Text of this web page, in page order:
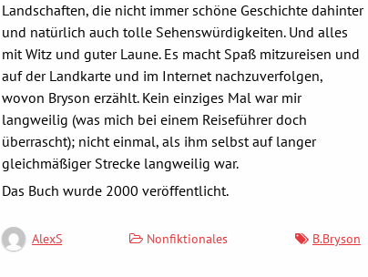
Landschaften, die nicht immer schöne Geschichte dahinter
und natürlich auch tolle Sehenswürdigkeiten. Und alles
mit Witz und guter Laune. Es macht Spaß mitzureisen und
auf der Landkarte und im Internet nachzuverfolgen,
wovon Bryson erzählt. Kein einziges Mal war mir
langweilig (was mich bei einem Reiseführer doch
überrascht); nicht einmal, als ihm selbst auf langer
gleichmäßiger Strecke langweilig war.
Das Buch wurde 2000 veröffentlicht.
AlexS Nonfiktionales B.Bryson